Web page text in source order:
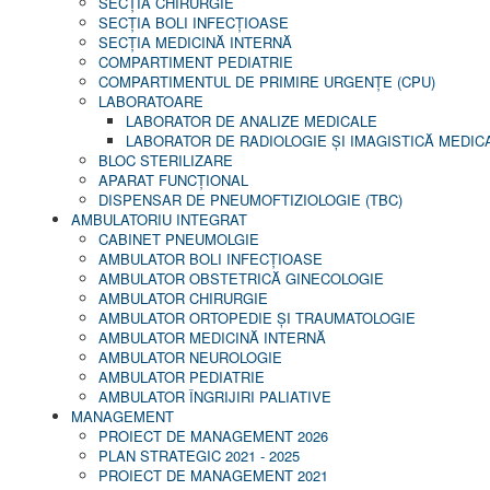
SECŢIA BOLI INFECŢIOASE
SECŢIA MEDICINĂ INTERNĂ
COMPARTIMENT PEDIATRIE
COMPARTIMENTUL DE PRIMIRE URGENȚE (CPU)
LABORATOARE
LABORATOR DE ANALIZE MEDICALE
LABORATOR DE RADIOLOGIE ŞI IMAGISTICĂ
BLOC STERILIZARE
APARAT FUNCŢIONAL
DISPENSAR DE PNEUMOFTIZIOLOGIE (TBC)
AMBULATORIU INTEGRAT
CABINET PNEUMOLGIE
AMBULATOR BOLI INFECŢIOASE
AMBULATOR OBSTETRICĂ GINECOLOGIE
AMBULATOR CHIRURGIE
AMBULATOR ORTOPEDIE ȘI TRAUMATOLOGIE
AMBULATOR MEDICINĂ INTERNĂ
AMBULATOR NEUROLOGIE
AMBULATOR PEDIATRIE
AMBULATOR ÎNGRIJIRI PALIATIVE
MANAGEMENT
PROIECT DE MANAGEMENT 2026
PLAN STRATEGIC 2021 - 2025
PROIECT DE MANAGEMENT 2021